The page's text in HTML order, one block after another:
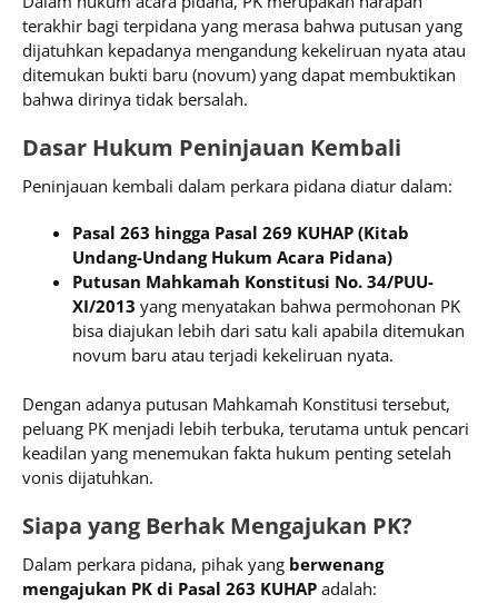
terakhir bagi terpidana yang merasa bahwa putusan yang
dijatuhkan kepadanya mengandung kekeliruan nyata atau
ditemukan bukti baru (novum) yang dapat membuktikan
bahwa dirinya tidak bersalah.
Dasar Hukum Peninjauan Kembali
Peninjauan kembali dalam perkara pidana diatur dalam:
Pasal 263 hingga Pasal 269 KUHAP (Kitab
Undang-Undang Hukum Acara Pidana)
Putusan Mahkamah Konstitusi No. 34/PUU-
XI/2013 yang menyatakan bahwa permohonan PK
bisa diajukan lebih dari satu kali apabila ditemukan
novum baru atau terjadi kekeliruan nyata.
Dengan adanya putusan Mahkamah Konstitusi tersebut,
peluang PK menjadi lebih terbuka, terutama untuk pencari
keadilan yang menemukan fakta hukum penting setelah
vonis dijatuhkan.
Siapa yang Berhak Mengajukan PK?
Dalam perkara pidana, pihak yang berwenang
mengajukan PK di Pasal 263 KUHAP adalah: